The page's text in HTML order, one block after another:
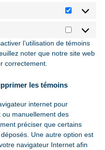
Marketing
l’utilisation de témoins
noter que notre site web
correctement.
les témoins
internet pour
manuellement des
préciser que certains
Une autre option est
navigateur Internet afin